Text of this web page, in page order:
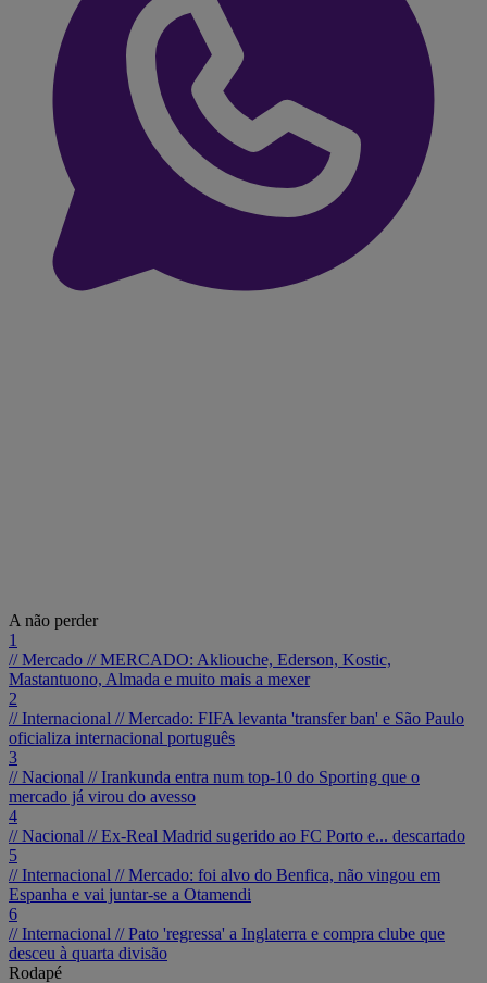
A não perder
1
// Mercado //MERCADO: Akliouche, Ederson, Kostic,
Mastantuono, Almada e muito mais a mexer
2
// Internacional //Mercado: FIFA levanta 'transfer ban' e São Paulo
oficializa internacional português
3
// Nacional //Irankunda entra num top-10 do Sporting que o
mercado já virou do avesso
4
// Nacional //Ex-Real Madrid sugerido ao FC Porto e... descartado
5
// Internacional //Mercado: foi alvo do Benfica, não vingou em
Espanha e vai juntar-se a Otamendi
6
// Internacional //Pato 'regressa' a Inglaterra e compra clube que
desceu à quarta divisão
Rodapé